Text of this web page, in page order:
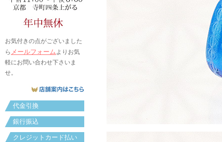
お気付きの点がございました
ら メールフォームよりお気
軽にお問い合わせ下さいま
せ。
代金引換
銀行振込
クレジットカード払い